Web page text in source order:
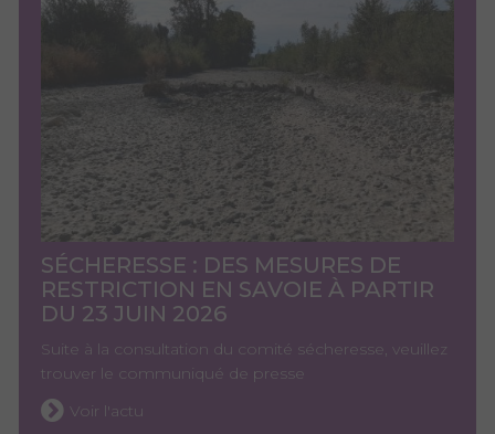
SÉCHERESSE : DES MESURES DE
RESTRICTION EN SAVOIE À PARTIR
DU 23 JUIN 2026
Suite à la consultation du comité sécheresse, veuillez
trouver le communiqué de presse
Voir l'actu